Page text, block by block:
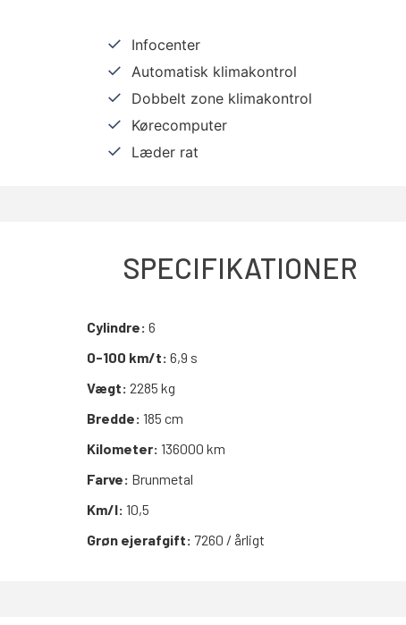
Infocenter
Automatisk klimakontrol
Dobbelt zone klimakontrol
Kørecomputer
Læder rat
SPECIFIKATIONER
Cylindre: 6
0-100 km/t: 6,9 s
Vægt: 2285 kg
Bredde: 185 cm
Kilometer: 136000 km
Farve: Brunmetal
Km/l: 10,5
Grøn ejerafgift: 7260 / årligt